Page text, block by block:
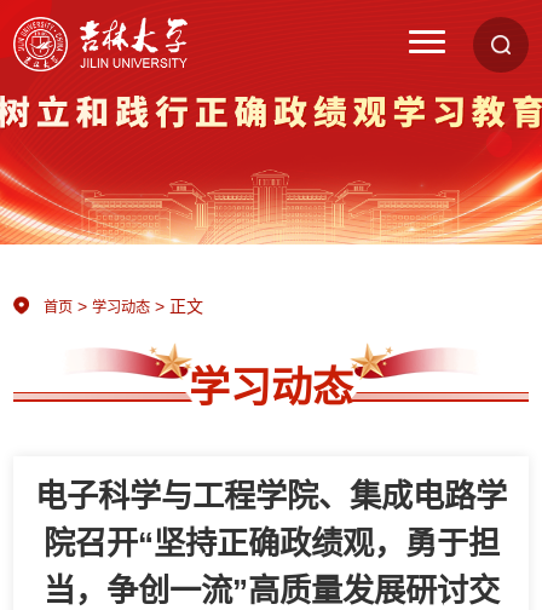
首页 >学习动态 > 正文
学习动态
电子科学与工程学院、集成电路学
院召开“坚持正确政绩观，勇于担
当，争创一流”高质量发展研讨交